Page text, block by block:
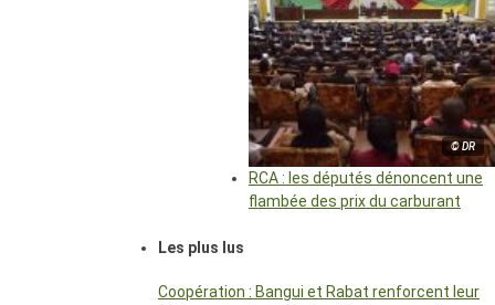
© DR
RCA : les députés dénoncent une
flambée des prix du carburant
Les plus lus
Coopération : Bangui et Rabat renforcent leur